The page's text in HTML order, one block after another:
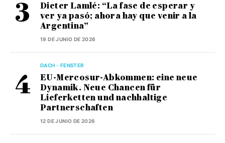
Dieter Lamlé: “La fase de esperar y
ver ya pasó; ahora hay que venir a la
Argentina”
19 DE JUNIO DE 2026
DACH - FENSTER
EU-Mercosur-Abkommen: eine neue
Dynamik. Neue Chancen für
Lieferketten und nachhaltige
Partnerschaften
12 DE JUNIO DE 2026